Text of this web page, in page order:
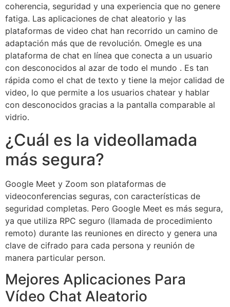
coherencia, seguridad y una experiencia que no genere
fatiga. Las aplicaciones de chat aleatorio y las
plataformas de video chat han recorrido un camino de
adaptación más que de revolución. Omegle es una
plataforma de chat en línea que conecta a un usuario
con desconocidos al azar de todo el mundo . Es tan
rápida como el chat de texto y tiene la mejor calidad de
video, lo que permite a los usuarios chatear y hablar
con desconocidos gracias a la pantalla comparable al
vidrio.
¿Cuál es la videollamada
más segura?
Google Meet y Zoom son plataformas de
videoconferencias seguras, con características de
seguridad completas. Pero Google Meet es más segura,
ya que utiliza RPC seguro (llamada de procedimiento
remoto) durante las reuniones en directo y genera una
clave de cifrado para cada persona y reunión de
manera particular person.
Mejores Aplicaciones Para
Vídeo Chat Aleatorio